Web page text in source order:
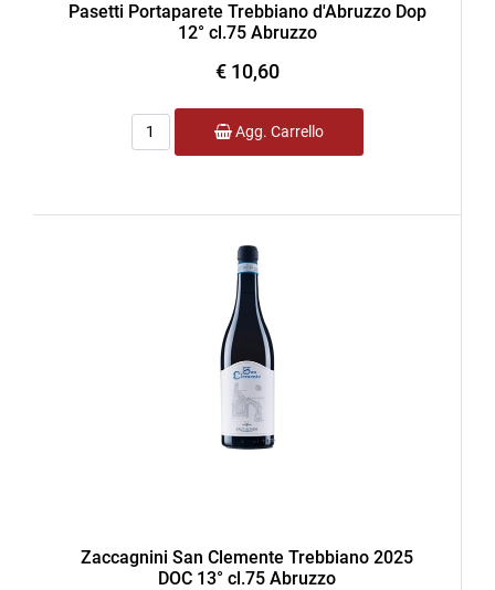
Pasetti Portaparete Trebbiano d'Abruzzo Dop
12° cl.75 Abruzzo
€ 10,60
Quantità
Agg. Carrello
Zaccagnini San Clemente Trebbiano 2025
DOC 13° cl.75 Abruzzo